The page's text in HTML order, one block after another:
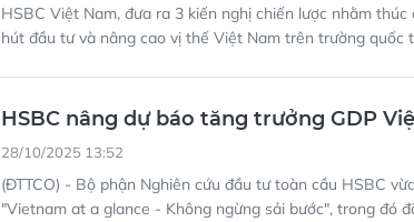
HSBC Việt Nam, đưa ra 3 kiến nghị chiến lược nhằm
hút đầu tư và nâng cao vị thế Việt Nam trên trường quốc
HSBC nâng dự báo tăng trưởng GDP
28/10/2025 13:52
(ĐTTCO) - Bộ phận Nghiên cứu đầu tư toàn cầu HSBC
"Vietnam at a glance - Không ngừng sải bước", trong đó